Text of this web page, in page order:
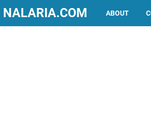
NALARIA.COM ABOUT